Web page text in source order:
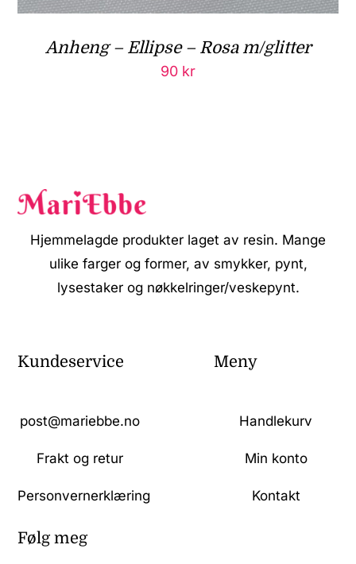
Anheng – Ellipse – Rosa m/glitter
90 kr
Hjemmelagde produkter laget av resin. Mange
ulike farger og former, av smykker, pynt,
lysestaker og nøkkelringer/veskepynt.
Kundeservice
post@mariebbe.no
Frakt og retur
Personvernerklæring
Meny
Handlekurv
Min konto
Kontakt
Følg meg